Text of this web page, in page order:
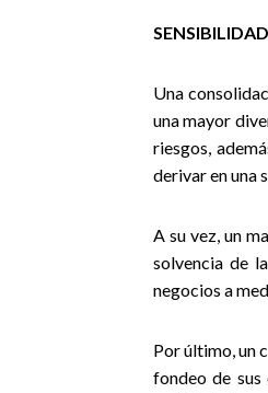
Una
una mayor
riesgos,
derivar en una
A su vez,un
solvencia de
negocios a
Por último, un
fondeo de